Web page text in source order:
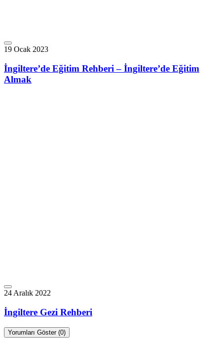
19 Ocak 2023
İngiltere’de Eğitim Rehberi – İngiltere’de Eğitim
Almak
24 Aralık 2022
İngiltere Gezi Rehberi
Yorumları Göster (0)